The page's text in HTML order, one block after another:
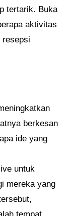
tertarik. Buka
aktivitas
resepsi
berkesan
ide yang
untuk
mereka yang